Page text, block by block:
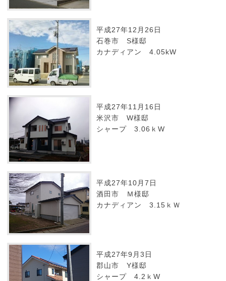
平成27年12月26日
石巻市 S様邸
カナディアン 4.05kW
平成27年11月16日
米沢市 W様邸
シャープ 3.06ｋW
平成27年10月7日
酒田市 Ｍ様邸
カナディアン 3.15ｋＷ
平成27年9月3日
郡山市 Y様邸
シャープ 4.2ｋW